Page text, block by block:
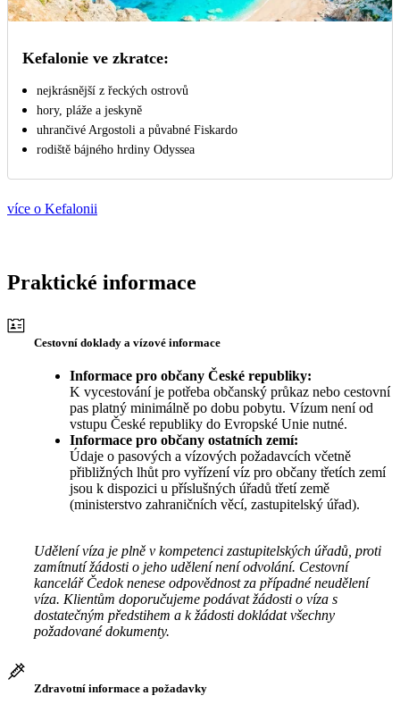
Kefalonie ve zkratce:
nejkrásnější z řeckých ostrovů
hory, pláže a jeskyně
uhrančivé Argostoli a půvabné Fiskardo
rodiště bájného hrdiny Odyssea
více o Kefalonii
Praktické informace
Cestovní doklady a vízové informace
Informace pro občany České republiky:
K vycestování je potřeba občanský průkaz nebo cestovní
pas platný minimálně po dobu pobytu. Vízum není od
vstupu České republiky do Evropské Unie nutné.
Informace pro občany ostatních zemí:
Údaje o pasových a vízových požadavcích včetně
přibližných lhůt pro vyřízení víz pro občany třetích zemí
jsou k dispozici u příslušných úřadů třetí země
(ministerstvo zahraničních věcí, zastupitelský úřad).
Udělení víza je plně v kompetenci zastupitelských úřadů, proti
zamítnutí žádosti o jeho udělení není odvolání. Cestovní
kancelář Čedok nenese odpovědnost za případné neudělení
víza. Klientům doporučujeme podávat žádosti o víza s
dostatečným předstihem a k žádosti dokládat všechny
požadované dokumenty.
Zdravotní informace a požadavky